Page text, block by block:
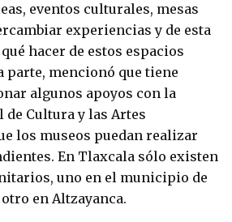
eventos culturales, mesas
experiencias y de esta
hacer de estos espacios
parte, mencionó que tiene
algunos apoyos con la
Cultura y las Artes
los museos puedan realizar
En Tlaxcala sólo existen
uno en el municipio de
en Altzayanca.